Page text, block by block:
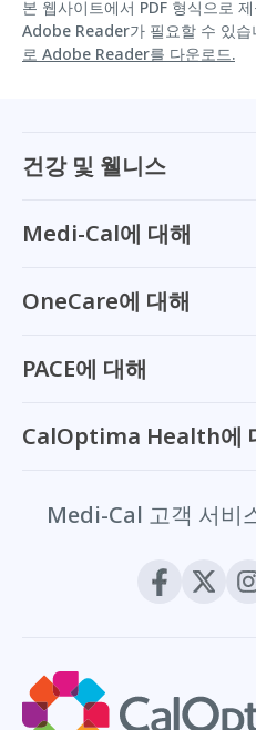
본 웹사이트에서 PDF 형식으로
Adobe Reader가 필요할 수 있습
로 Adobe Reader를 다운로드.
건강 및 웰니스
Medi-Cal에 대해
OneCare에 대해
PACE에 대해
CalOptima Health에
Medi-Cal 고객 서비